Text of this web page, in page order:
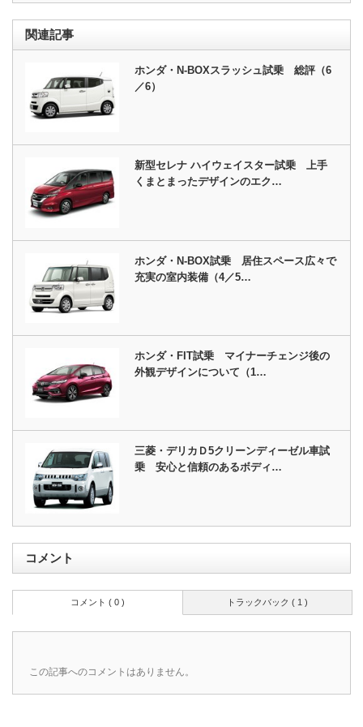
関連記事
ホンダ・N-BOXスラッシュ試乗 総評（6
／6）
新型セレナ ハイウェイスター試乗 上手
くまとまったデザインのエク…
ホンダ・N-BOX試乗 居住スペース広々で
充実の室内装備（4／5…
ホンダ・FIT試乗 マイナーチェンジ後の
外観デザインについて（1…
三菱・デリカＤ5クリーンディーゼル車試
乗 安心と信頼のあるボディ…
コメント
トラックバック ( 1 )
コメント ( 0 )
この記事へのコメントはありません。